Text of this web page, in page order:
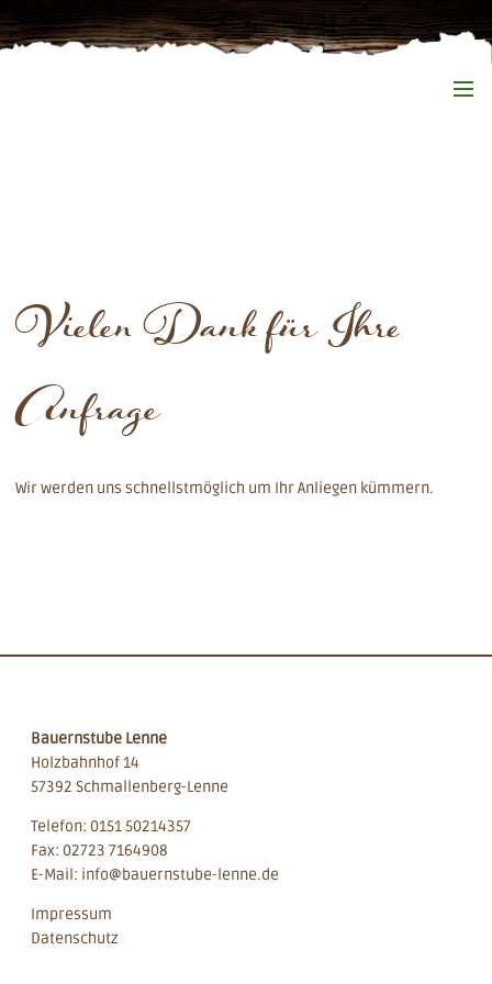
Vielen Dank für Ihre
Anfrage
Wir werden uns schnellstmöglich um Ihr Anliegen kümmern.
Bauernstube Lenne
Holzbahnhof 14
57392 Schmallenberg-Lenne
Telefon: 0151 50214357
Fax: 02723 7164908
E-Mail: info@bauernstube-lenne.de
Impressum
Datenschutz